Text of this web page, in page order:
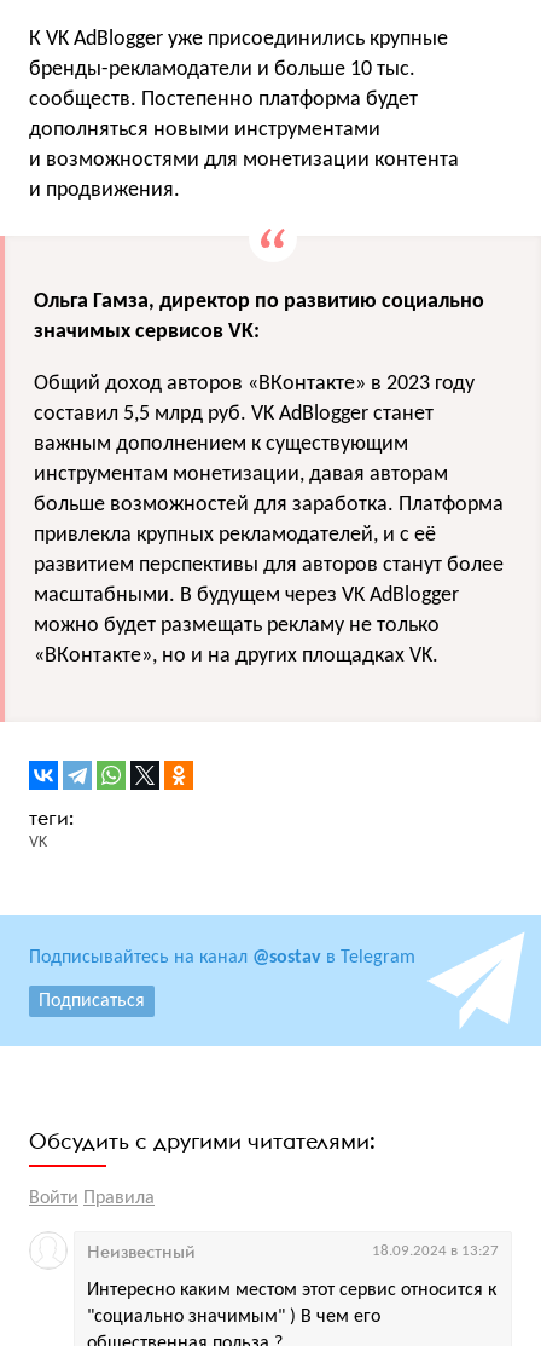
К VK AdBlogger уже присоединились крупные
бренды-рекламодатели и больше 10 тыс.
сообществ. Постепенно платформа будет
дополняться новыми инструментами
и возможностями для монетизации контента
и продвижения.
Ольга Гамза, директор по развитию социально
значимых сервисов VK:
Общий доход авторов «ВКонтакте» в 2023 году
составил 5,5 млрд руб. VK AdBlogger станет
важным дополнением к существующим
инструментам монетизации, давая авторам
больше возможностей для заработка. Платформа
привлекла крупных рекламодателей, и с её
развитием перспективы для авторов станут более
масштабными. В будущем через VK AdBlogger
можно будет размещать рекламу не только
«ВКонтакте», но и на других площадках VK.
VK
Подписывайтесь на канал @sostav в Telegram
Подписаться
Обсудить с другими читателями:
Войти Правила
Интересно каким местом этот сервис относится к
"социально значимым" ) В чем его
Неизвестный 18.09.2024 в 13:27